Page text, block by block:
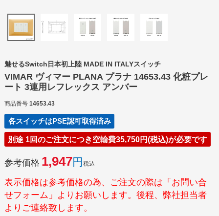
魅せるSwitch日本初上陸 MADE IN ITALYスイッチ
VIMAR ヴィマー PLANA プラナ 14653.43 化粧プレ
ート 3連用レフレックス アンバー
商品番号 14653.43
各スイッチはPSE認可取得済み
別途 1回のご注文につき空輸費35,750円(税込)が必要です
参考価格 1,947 税込
表示価格は参考価格の為、ご注文の際は「お問い合
せフォーム」よりお願いします。後程、弊社担当者
よりご連絡致します。